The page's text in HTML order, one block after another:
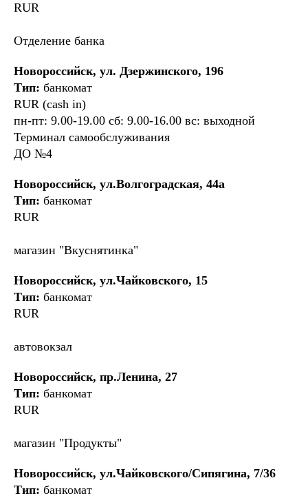
RUR
Отделение банка
Новороссийск, ул. Дзержинского, 196
Тип: банкомат
RUR (cash in)
пн-пт: 9.00-19.00 сб: 9.00-16.00 вс: выходной
Терминал самообслуживания
ДО №4
Новороссийск, ул.Волгоградская, 44а
Тип: банкомат
RUR
магазин "Вкуснятинка"
Новороссийск, ул.Чайковского, 15
Тип: банкомат
RUR
автовокзал
Новороссийск, пр.Ленина, 27
Тип: банкомат
RUR
магазин "Продукты"
Новороссийск, ул.Чайковского/Сипягина, 7/36
Тип: банкомат